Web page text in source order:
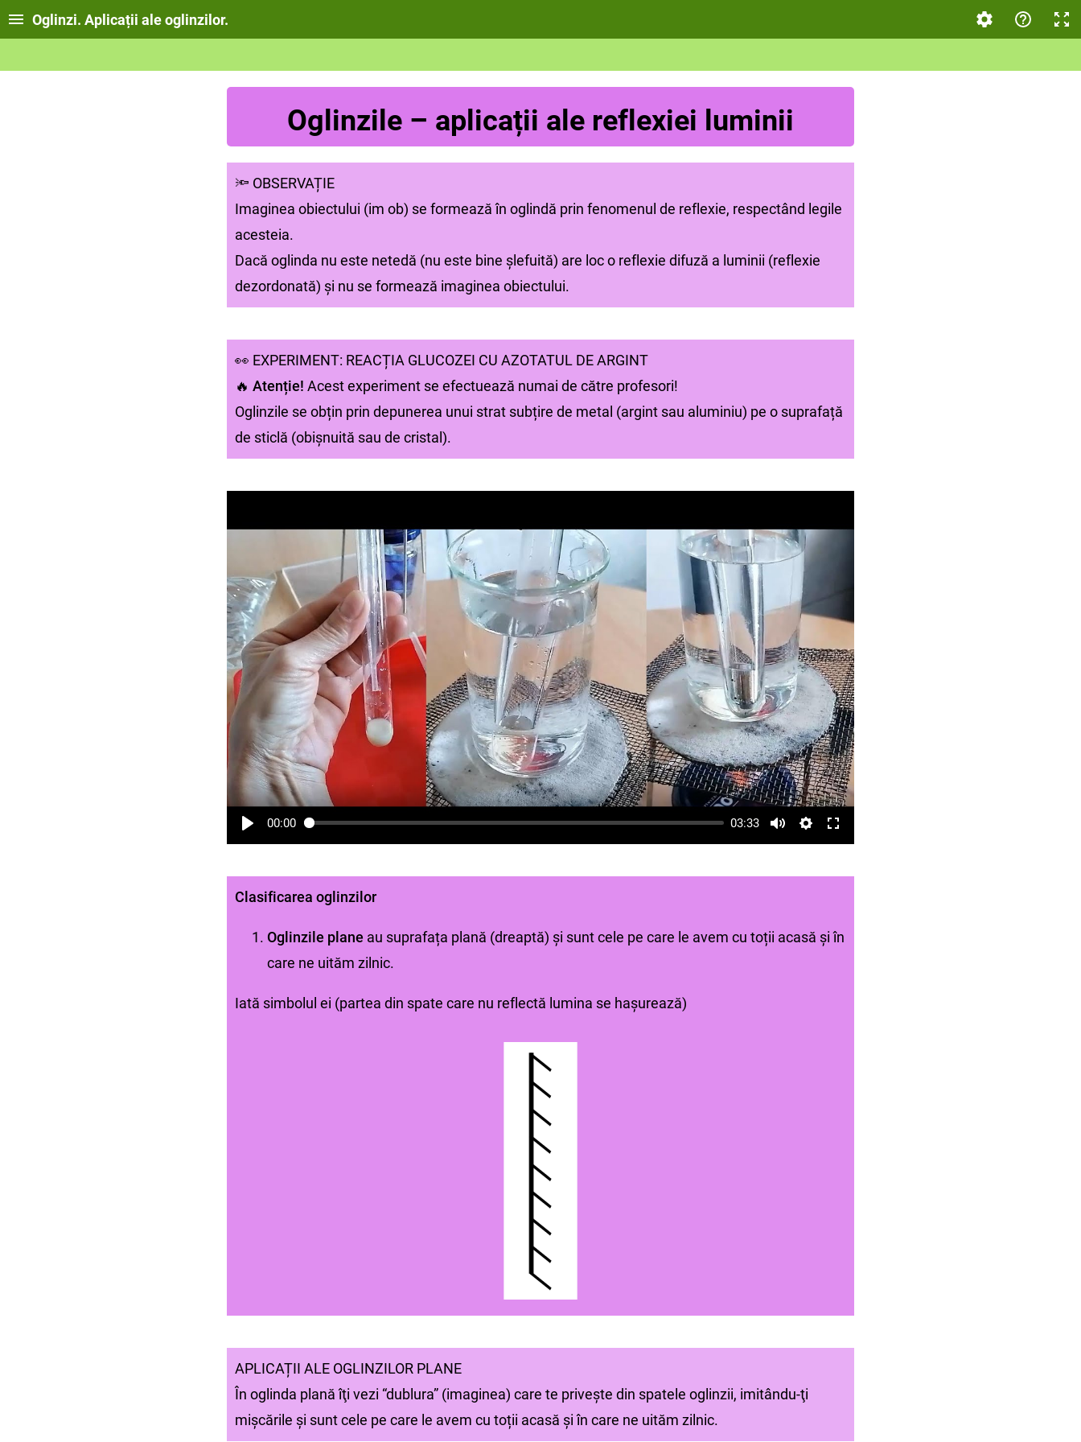
Oglinzi. Aplicații ale oglinzilor.
Oglinzile – aplicații ale reflexiei luminii
🔦 OBSERVAȚIE
Imaginea obiectului (im ob) se formează în oglindă prin fenomenul de reflexie, respectând legile
acesteia.
Dacă oglinda nu este netedă (nu este bine șlefuită) are loc o reflexie difuză a luminii (reflexie
dezordonată) și nu se formează imaginea obiectului.
👀 EXPERIMENT: REACȚIA GLUCOZEI CU AZOTATUL DE ARGINT
🔥 Atenție! Acest experiment se efectuează numai de către profesori!
Oglinzile se obțin prin depunerea unui strat subțire de metal (argint sau aluminiu) pe o suprafață
de sticlă (obișnuită sau de cristal).
00:00 03:33
Clasificarea oglinzilor
Oglinzile plane au suprafața plană (dreaptă) și sunt cele pe care le avem cu toții acasă și în
care ne uităm zilnic.
Iată simbolul ei (partea din spate care nu reflectă lumina se hașurează)
APLICAȚII ALE OGLINZILOR PLANE
În oglinda plană îţi vezi “dublura” (imaginea) care te priveşte din spatele oglinzii, imitându-ţi
mişcările și sunt cele pe care le avem cu toții acasă și în care ne uităm zilnic.